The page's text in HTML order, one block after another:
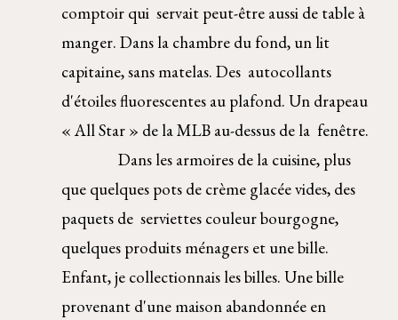
comptoir qui  servait peut-être aussi de table à
manger. Dans la chambre du fond, un lit
capitaine, sans matelas. Des  autocollants
d'étoiles fluorescentes au plafond. Un drapeau
Dans les armoires de la cuisine, plus
que quelques pots de crème glacée vides, des
paquets de  serviettes couleur bourgogne,
quelques produits ménagers et une bille.
Enfant, je collectionnais les billes. Une bille
provenant d'une maison abandonnée en